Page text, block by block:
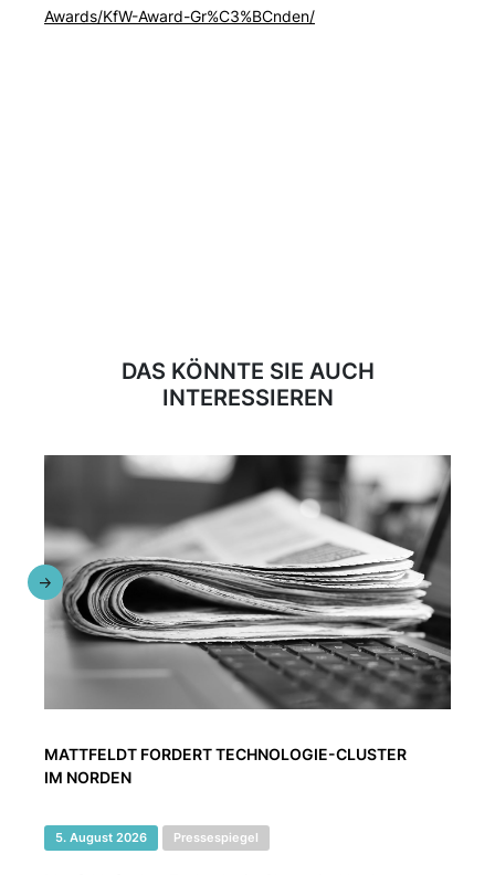
Awards/KfW-Award-Gr%C3%BCnden/
DAS KÖNNTE SIE AUCH
INTERESSIEREN
MATTFELDT FORDERT TECHNOLOGIE-CLUSTER
IM NORDEN
5. August 2026 Pressespiegel